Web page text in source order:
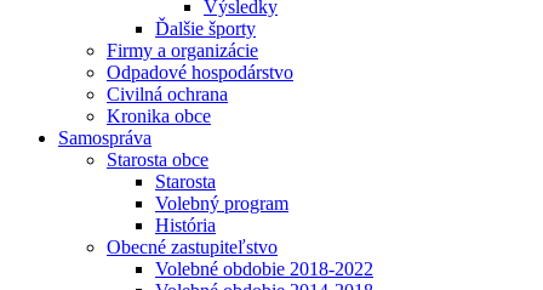
Výsledky
Ďalšie športy
Firmy a organizácie
Odpadové hospodárstvo
Civilná ochrana
Kronika obce
Samospráva
Starosta obce
Starosta
Volebný program
História
Obecné zastupiteľstvo
Volebné obdobie 2018-2022